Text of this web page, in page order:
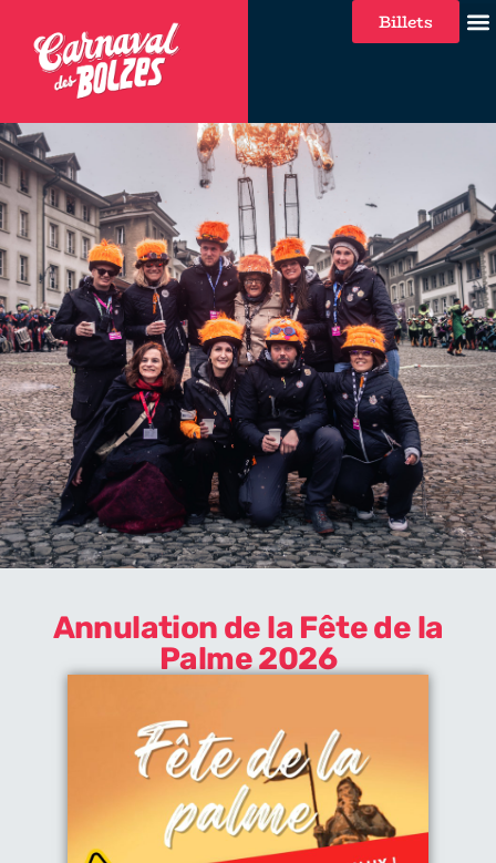
Billets
Annulation de la Fête de la
Palme 2026